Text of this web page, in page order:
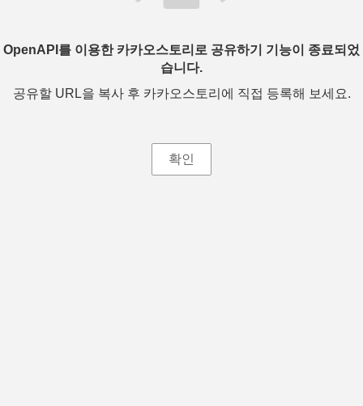
OpenAPI를 이용한 카카오스토리로 공유하기 기능이 종료되었
습니다.
공유할 URL을 복사 후 카카오스토리에 직접 등록해 보세요.
확인